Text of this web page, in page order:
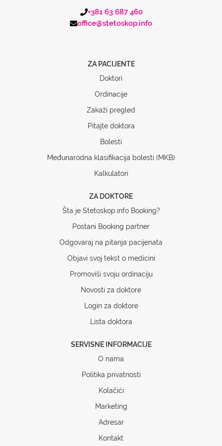
+381 63 687 460
office@stetoskop.info
ZA PACIJENTE
Doktori
Ordinacije
Zakaži pregled
Pitajte doktora
Bolesti
Međunarodna klasifikacija bolesti (MKB)
Kalkulatori
ZA DOKTORE
Šta je Stetoskop.info Booking?
Postani Booking partner
Odgovaraj na pitanja pacijenata
Objavi svoj tekst o medicini
Promoviši svoju ordinaciju
Novosti za doktore
Login za doktore
Lista doktora
SERVISNE INFORMACIJE
O nama
Politika privatnosti
Kolačići
Marketing
Adresar
Kontakt